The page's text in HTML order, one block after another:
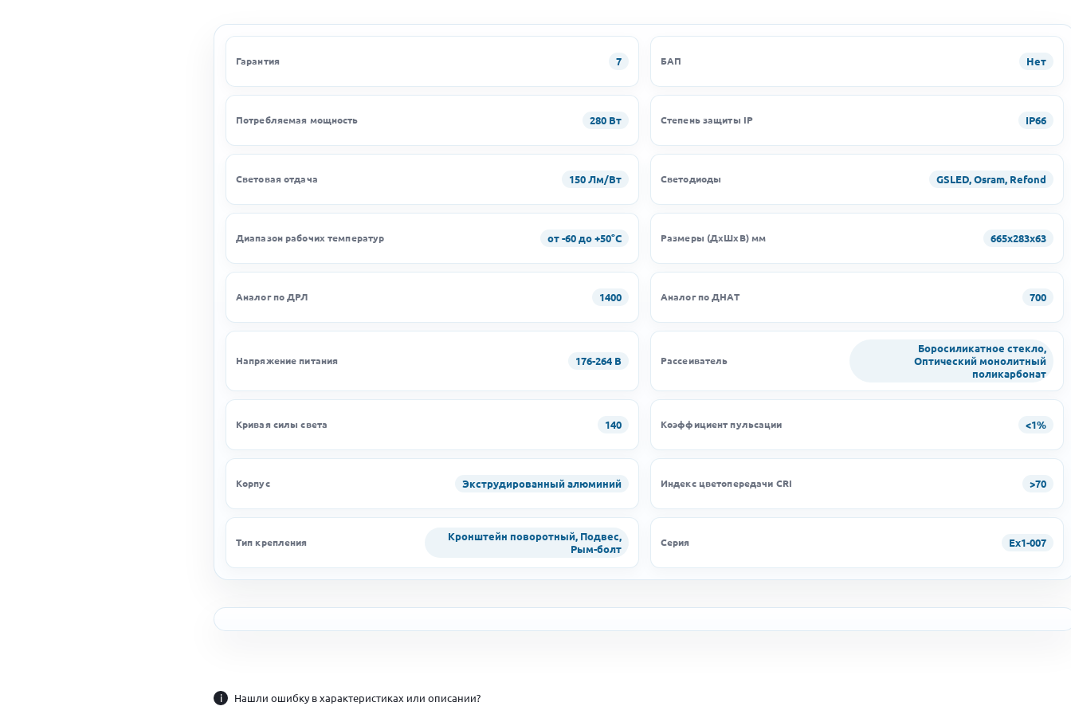
Гарантия 7 БАП Нет
Потребляемая мощность 280 Вт Степень защиты IP IP66
Световая отдача 150 Лм/Вт Светодиоды GSLED, Osram, Refond
Диапазон рабочих температур от -60 до +50°C Размеры (ДхШхВ) мм 665х283х63
Аналог по ДРЛ 1400 Аналог по ДНАТ 700
Напряжение питания 176-264 В Рассеиватель
Боросиликатное стекло,
Оптический монолитный
поликарбонат
Кривая силы света 140 Коэффициент пульсации <1%
Корпус Экструдированный алюминий Индекс цветопередачи CRI >70
Тип крепления
Кронштейн поворотный, Подвес,
Рым-болт
Серия Ex1-007
i Нашли ошибку в характеристиках или описании?